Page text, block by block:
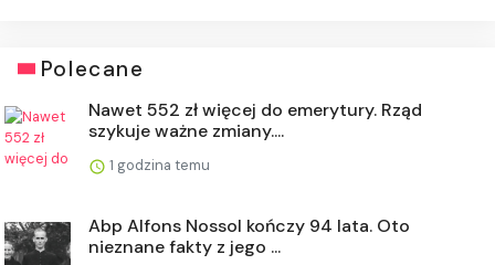
Polecane
Nawet 552 zł więcej do emerytury. Rząd
szykuje ważne zmiany....
1 godzina temu
Abp Alfons Nossol kończy 94 lata. Oto
nieznane fakty z jego ...